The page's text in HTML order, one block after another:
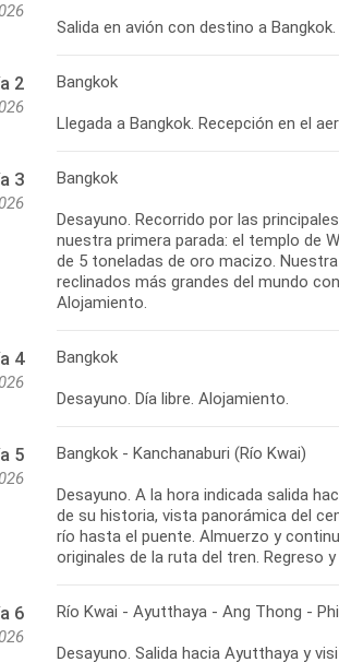
Salida en avión con destino a
2 Bangkok
3 Bangkok
Desayuno. Recorrido por las
nuestra primera parada: el templo de
de 5 toneladas de oro macizo.
reclinados más grandes del mundo
4 Bangkok
Desayuno. Día libre. Alojamiento.
5 Bangkok - Kanchanaburi (Río Kwai)
Desayuno. A la hora indicada salida
de su historia, vista panorámica del
río hasta el puente. Almuerzo y
6 Río Kwai - Ayutthaya - Ang Thong -
Desayuno. Salida hacia Ayutthaya y